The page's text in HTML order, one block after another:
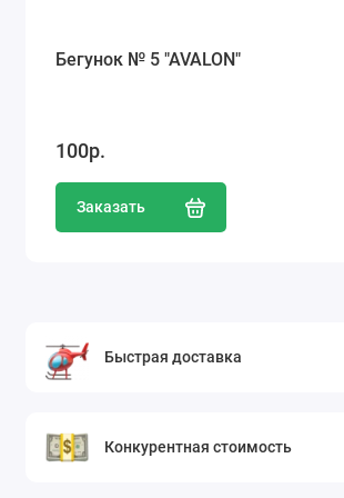
Бегунок № 5 "AVALON"
100р.
Заказать
Быстрая доставка
Конкурентная стоимость